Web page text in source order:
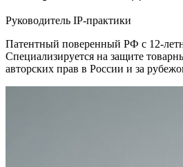
Руководитель IP-практики
Патентный поверенный РФ с 12-
Специализируется на защите
авторских прав в России и за